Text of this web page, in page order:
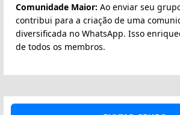
Comunidade Maior: Ao enviar seu
contribui para a criação de uma
diversificada no WhatsApp. Isso
de todos os membros.